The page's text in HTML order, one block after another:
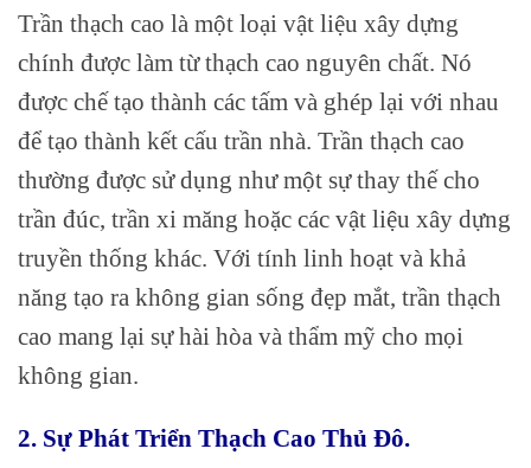
Trần thạch cao là một loại vật liệu xây dựng
chính được làm từ thạch cao nguyên chất. Nó
được chế tạo thành các tấm và ghép lại với nhau
để tạo thành kết cấu trần nhà. Trần thạch cao
thường được sử dụng như một sự thay thế cho
trần đúc, trần xi măng hoặc các vật liệu xây dựng
truyền thống khác. Với tính linh hoạt và khả
năng tạo ra không gian sống đẹp mắt, trần thạch
cao mang lại sự hài hòa và thẩm mỹ cho mọi
không gian.
2. Sự Phát Triển Thạch Cao Thủ Đô.